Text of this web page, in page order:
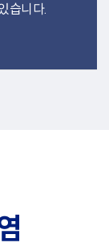
습니다.